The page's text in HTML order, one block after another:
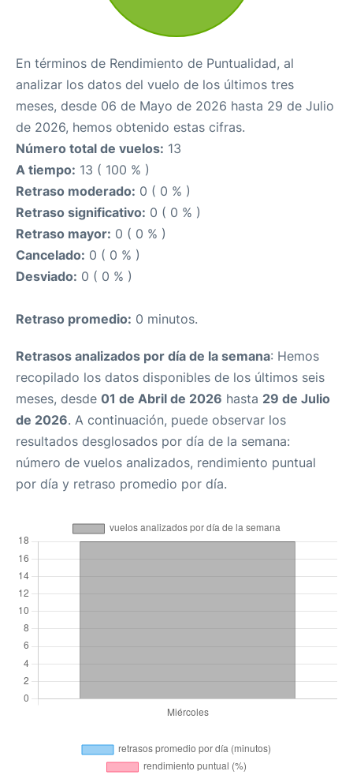
En términos de Rendimiento de Puntualidad, al
analizar los datos del vuelo de los últimos tres
meses, desde 06 de Mayo de 2026 hasta 29 de Julio
de 2026, hemos obtenido estas cifras.
Número total de vuelos: 13
A tiempo: 13 ( 100 % )
Retraso moderado: 0 ( 0 % )
Retraso significativo: 0 ( 0 % )
Retraso mayor: 0 ( 0 % )
Cancelado: 0 ( 0 % )
Desviado: 0 ( 0 % )
Retraso promedio: 0 minutos.
Retrasos analizados por día de la semana: Hemos
recopilado los datos disponibles de los últimos seis
meses, desde 01 de Abril de 2026 hasta 29 de Julio
de 2026. A continuación, puede observar los
resultados desglosados por día de la semana:
número de vuelos analizados, rendimiento puntual
por día y retraso promedio por día.